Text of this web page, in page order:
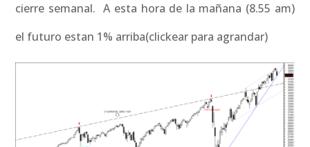
cierre semanal. A esta hora de la mañana (8.55 am)
el futuro estan 1% arriba(clickear para agrandar)